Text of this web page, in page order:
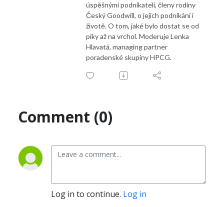
úspěšnými podnikateli, členy rodiny
Český Goodwill, o jejich podnikání i
životě. O tom, jaké bylo dostat se od
píky až na vrchol. Moderuje Lenka
Hlavatá, managing partner
poradenské skupiny HPCG.
Comment (0)
Log in to continue. Log in